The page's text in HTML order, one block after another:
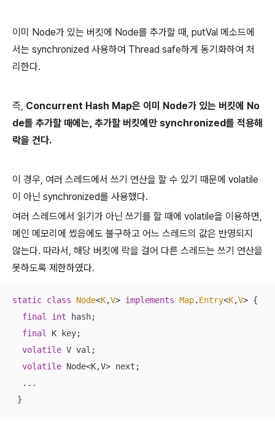
이미 Node가 있는 버킷에 Node를 추가할 때, putVal 메소드에
서는 synchronized 사용하여 Thread safe하게 동기화하여 처
리한다.
즉, Concurrent Hash Map은 이미 Node가 있는 버킷에 No
de를 추가할 때에는, 추가할 버킷에만 synchronized를 적용해
락을 건다.
이 경우, 여러 스레드에서 쓰기 연산을 할 수 있기 때문에 volatile
이 아닌 synchronized를 사용했다.
여러 스레드에서 읽기가 아닌 쓰기를 할 때에 volatile을 이용하면,
메인 메모리에 썼음에도 불구하고 어느 스레드의 값은 반영되지
않는다. 따라서, 해당 버킷에 락을 걸어 다른 스레드는 쓰기 연산을
못하도록 제한하였다.
static class Node<K,V> implements Map. Entry<K,V> {
final
int hash;
final
K key;
volatile V val;
volatile Node<K,V> next;
  ...
}